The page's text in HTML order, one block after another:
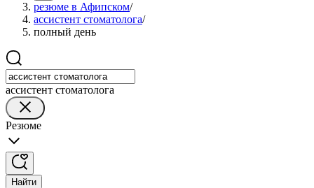
резюме в Афипском/
ассистент стоматолога/
полный день
ассистент стоматолога
Резюме
Найти